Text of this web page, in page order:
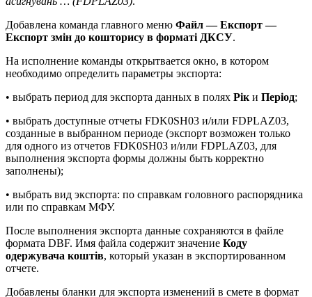
Добавлена команда главного меню Файл — Експорт —
Експорт змін до кошторису в форматі ДКСУ.
На исполнение команды открытвается окно, в котором
необходимо определить параметры экспорта:
• выбрать период для экспорта данных в полях Рік и Період;
• выбрать доступные отчеты FDK0SH03 и/или FDPLAZ03,
созданные в выбранном периоде (экспорт возможен только
для одного из отчетов FDK0SH03 и/или FDPLAZ03, для
выполнения экспорта формы должны быть корректно
заполнены);
• выбрать вид экспорта: по справкам головного распорядника
или по справкам МФУ.
После выполнения экспорта данные сохраняются в файле
формата DBF. Имя файла содержит значение Коду
одержувача коштів, который указан в экспортированном
отчете.
Добавлены бланки для экспорта изменений в смете в формат